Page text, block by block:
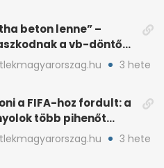
beton lenne” –
a vb-döntő
pályájára
3 hete
a FIFA-hoz fordult: a
több pihenőt
a vb-döntőre
3 hete